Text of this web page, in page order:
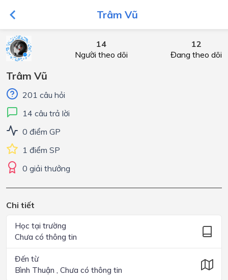
Trâm Vũ
14
Người theo dõi
12
Đang theo dõi
Trâm Vũ
201 câu hỏi
14 câu trả lời
0 điểm GP
1 điểm SP
0 giải thưởng
Chi tiết
Học tại trường
Chưa có thông tin
Đến từ
Bình Thuận , Chưa có thông tin